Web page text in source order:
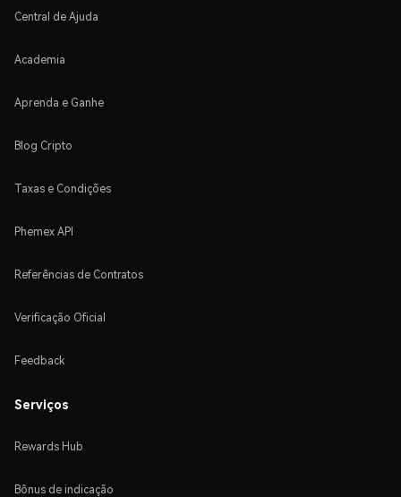
Central de Ajuda
Academia
Aprenda e Ganhe
Blog Cripto
Taxas e Condições
Phemex API
Referências de Contratos
Verificação Oficial
Feedback
Serviços
Rewards Hub
Bônus de indicação